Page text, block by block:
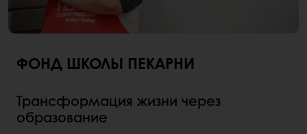
ФОНД ШКОЛЫ ПЕКАРНИ
Трансформация жизни через
образование